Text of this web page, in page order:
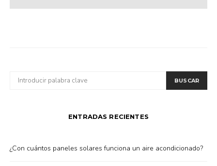
POR:
BUSCAR
ENTRADAS RECIENTES
¿Con cuántos paneles solares funciona un aire acondicionado?